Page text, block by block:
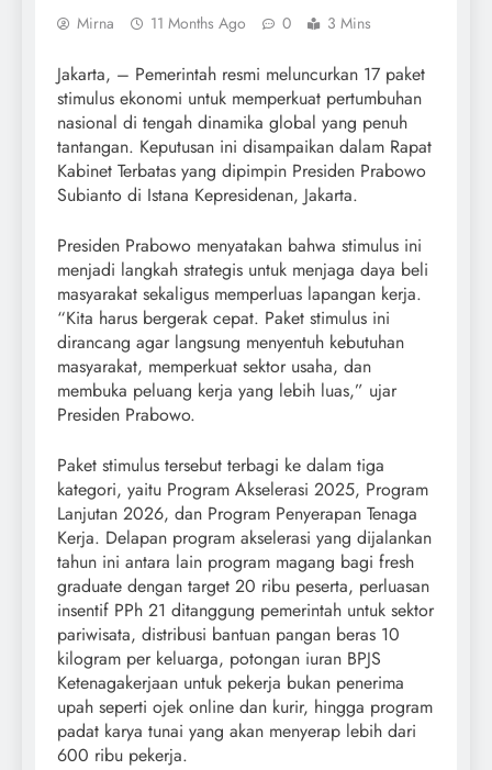
Mirna 11 Months Ago 0 3 Mins
Jakarta, – Pemerintah resmi meluncurkan 17 paket
stimulus ekonomi untuk memperkuat pertumbuhan
nasional di tengah dinamika global yang penuh
tantangan. Keputusan ini disampaikan dalam Rapat
Kabinet Terbatas yang dipimpin Presiden Prabowo
Subianto di Istana Kepresidenan, Jakarta.
Presiden Prabowo menyatakan bahwa stimulus ini
menjadi langkah strategis untuk menjaga daya beli
masyarakat sekaligus memperluas lapangan kerja.
“Kita harus bergerak cepat. Paket stimulus ini
dirancang agar langsung menyentuh kebutuhan
masyarakat, memperkuat sektor usaha, dan
membuka peluang kerja yang lebih luas,” ujar
Presiden Prabowo.
Paket stimulus tersebut terbagi ke dalam tiga
kategori, yaitu Program Akselerasi 2025, Program
Lanjutan 2026, dan Program Penyerapan Tenaga
Kerja. Delapan program akselerasi yang dijalankan
tahun ini antara lain program magang bagi fresh
graduate dengan target 20 ribu peserta, perluasan
insentif PPh 21 ditanggung pemerintah untuk sektor
pariwisata, distribusi bantuan pangan beras 10
kilogram per keluarga, potongan iuran BPJS
Ketenagakerjaan untuk pekerja bukan penerima
upah seperti ojek online dan kurir, hingga program
padat karya tunai yang akan menyerap lebih dari
600 ribu pekerja.